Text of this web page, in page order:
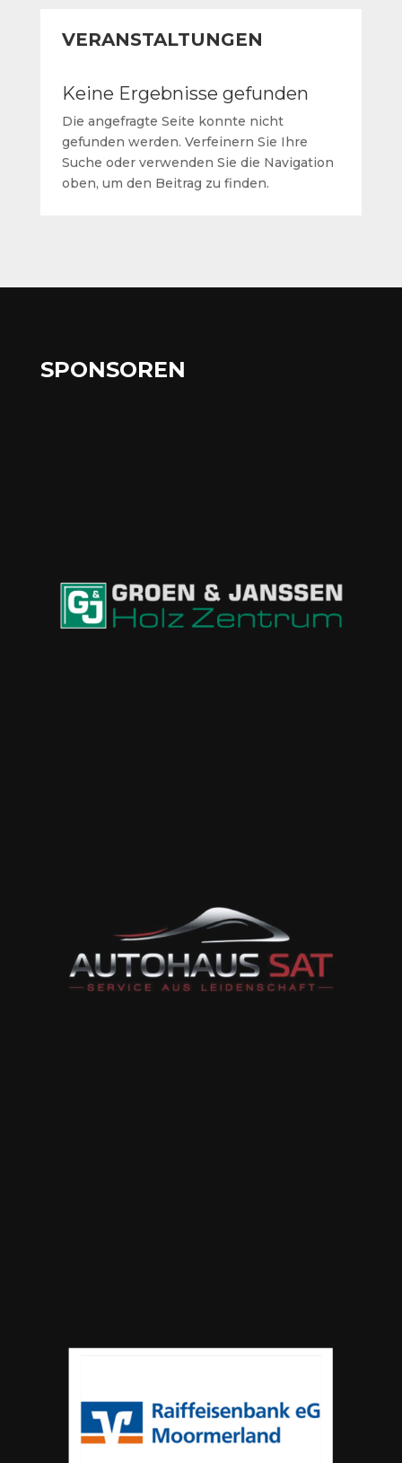
VERANSTALTUNGEN
Keine Ergebnisse gefunden
Die angefragte Seite konnte nicht
gefunden werden. Verfeinern Sie Ihre
Suche oder verwenden Sie die Navigation
oben, um den Beitrag zu finden.
SPONSOREN